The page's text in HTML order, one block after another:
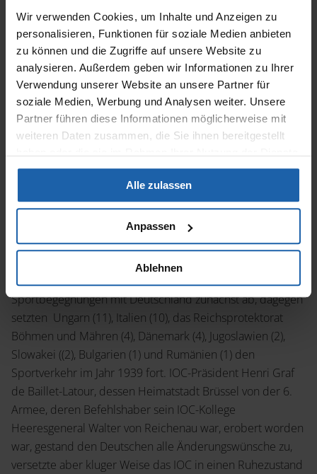
Wir verwenden Cookies, um Inhalte und Anzeigen zu
personalisieren, Funktionen für soziale Medien anbieten
zu können und die Zugriffe auf unsere Website zu
analysieren. Außerdem geben wir Informationen zu Ihrer
Verwendung unserer Website an unsere Partner für
soziale Medien, Werbung und Analysen weiter. Unsere
Partner führen diese Informationen möglicherweise mit
weiteren Daten zusammen, die Sie ihnen bereitgestellt
gesammelt haben.
Alle zulassen
Anpassen
Ablehnen
Wettkämpfen wurden und werden schließlich als
Beweis für die Überlegenheit des jeweiligen staatlich-
politischen Systems, der Rasse, des Volkes und/oder
der Nation dargestellt.“
Prof. i.R. Dr. Hans Joachim Teichler
Wie positionierte sich der Internationale Sport und das
IOC nach dem Beginn des Zweiten Weltkriegs durch
den Überfall auf Polen zu dem Deutschen Reich?
Die internationale Sportwelt reagierte auf den deutschen
Aggressionskrieg gegen Polen unterschiedlich. Die
neutralen Schweizer und Schweden sagten
Sportbegegnungen mit Deutschland zunächst ab, dagegen
setzten Ungarn (11), Italien (10), das Reichsprotektorat
Böhmen und Mähren (4), Dänemark (4), Jugoslawien (2),
Slowakei ((2), Bulgarien (1) und Rumänien (1) den
Sportverkehr im Jahr 1939 fort. IOC-Präsident Henri Graf
de Baillet-Latour, dessen Heimatstadt Brüssel von der 6.
Armee, deren Befehlshaber sein IOC-Kollege
Heeresgeneral Walter von Reichenau war, erobert worden
war, gestand den Deutschen alle Änderungswünsche zu,
versetzte aber kluger Weise das IOC in einen Ruhezustand